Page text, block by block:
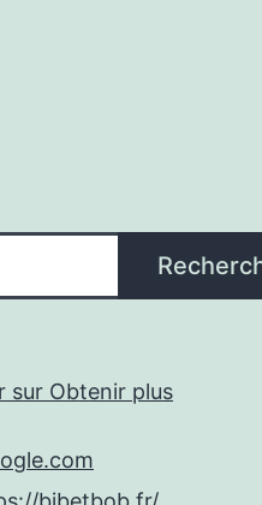
sur Obtenir plus